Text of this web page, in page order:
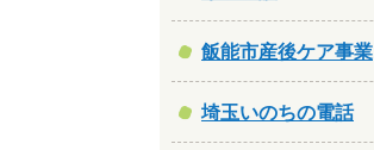
飯能市産後ケア事業
埼玉いのちの電話